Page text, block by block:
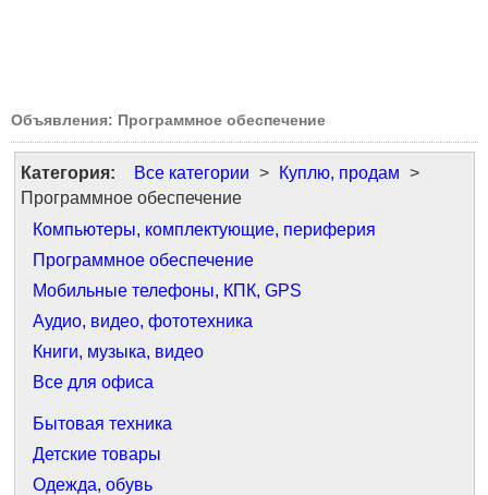
Объявления: Программное обеспечение
Категория: Все категории > Куплю, продам >
Программное обеспечение
Компьютеры, комплектующие, периферия
Программное обеспечение
Мобильные телефоны, КПК, GPS
Аудио, видео, фототехника
Книги, музыка, видео
Все для офиса
Бытовая техника
Детские товары
Одежда, обувь